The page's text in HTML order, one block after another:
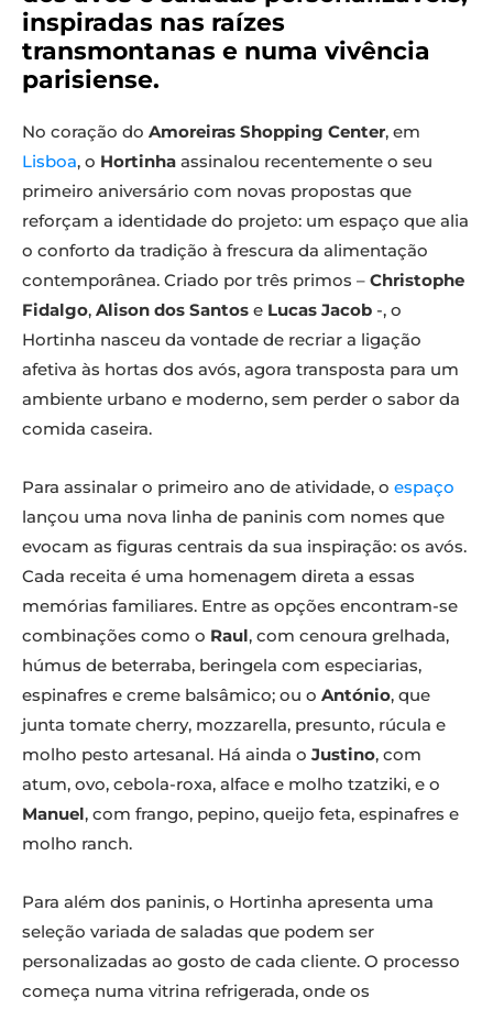
inspiradas nas raízes
transmontanas e numa vivência
parisiense.
No coração do Amoreiras Shopping Center, em
Lisboa, o Hortinha assinalou recentemente o seu
primeiro aniversário com novas propostas que
reforçam a identidade do projeto: um espaço que alia
o conforto da tradição à frescura da alimentação
contemporânea. Criado por três primos – Christophe
Fidalgo, Alison dos Santos e Lucas Jacob -, o
Hortinha nasceu da vontade de recriar a ligação
afetiva às hortas dos avós, agora transposta para um
ambiente urbano e moderno, sem perder o sabor da
comida caseira.
Para assinalar o primeiro ano de atividade, o espaço
lançou uma nova linha de paninis com nomes que
evocam as figuras centrais da sua inspiração: os avós.
Cada receita é uma homenagem direta a essas
memórias familiares. Entre as opções encontram-se
combinações como o Raul, com cenoura grelhada,
húmus de beterraba, beringela com especiarias,
espinafres e creme balsâmico; ou o António, que
junta tomate cherry, mozzarella, presunto, rúcula e
molho pesto artesanal. Há ainda o Justino, com
atum, ovo, cebola-roxa, alface e molho tzatziki, e o
Manuel, com frango, pepino, queijo feta, espinafres e
molho ranch.
Para além dos paninis, o Hortinha apresenta uma
seleção variada de saladas que podem ser
personalizadas ao gosto de cada cliente. O processo
começa numa vitrina refrigerada, onde os